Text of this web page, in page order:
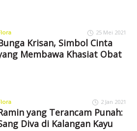
25 Mei 2021
Krisan, Simbol Cinta
Membawa Khasiat Obat
2 Jan 2021
yang Terancam Punah:
Diva di Kalangan Kayu